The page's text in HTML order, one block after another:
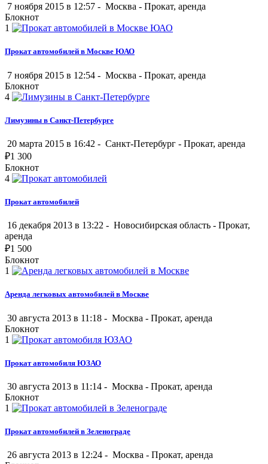
7 ноября 2015 в 12:57 - Москва - Прокат, аренда
Блокнот
1
Прокат автомобилей в Москве ЮАО
7 ноября 2015 в 12:54 - Москва - Прокат, аренда
Блокнот
4
Лимузины в Санкт-Петербурге
20 марта 2015 в 16:42 - Санкт-Петербург - Прокат, аренда
₽1 300
Блокнот
4
Прокат автомобилей
16 декабря 2013 в 13:22 - Новосибирская область - Прокат,
аренда
₽1 500
Блокнот
1
Аренда легковых автомобилей в Москве
30 августа 2013 в 11:18 - Москва - Прокат, аренда
Блокнот
1
Прокат автомобиля ЮЗАО
30 августа 2013 в 11:14 - Москва - Прокат, аренда
Блокнот
1
Прокат автомобилей в Зеленограде
26 августа 2013 в 12:24 - Москва - Прокат, аренда